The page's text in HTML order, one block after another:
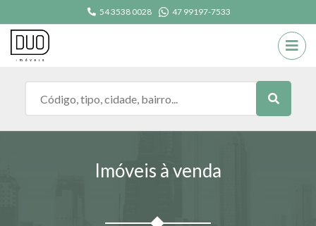
54 3538 0028 47 99197-7533
Imóveis à venda